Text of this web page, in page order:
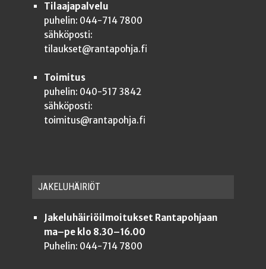
Tilaajapalvelu
puhelin: 044-714 7800
sähköposti:
tilaukset@rantapohja.fi
Toimitus
puhelin: 040-517 3842
sähköposti:
toimitus@rantapohja.fi
JAKE­LU­HÄI­RIÖT
Jakeluhäiriöilmoitukset Rantapohjaan
ma–pe klo 8.30–16.00
Puhelin: 044-714 7800